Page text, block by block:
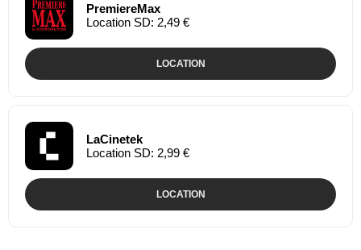
PremiereMax
Location SD: 2,49 €
LOCATION
LaCinetek
Location SD: 2,99 €
LOCATION